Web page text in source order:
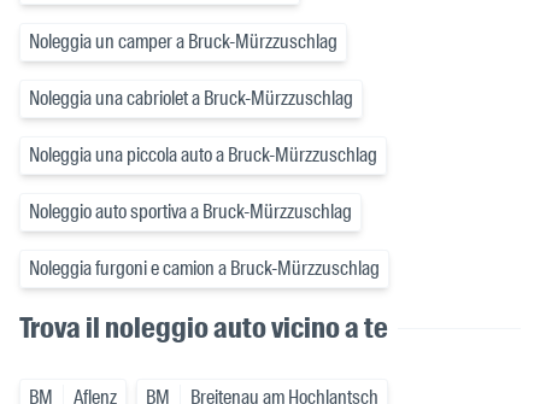
Noleggia un camper a Bruck-Mürzzuschlag
Noleggia una cabriolet a Bruck-Mürzzuschlag
Noleggia una piccola auto a Bruck-Mürzzuschlag
Noleggio auto sportiva a Bruck-Mürzzuschlag
Noleggia furgoni e camion a Bruck-Mürzzuschlag
Trova il noleggio auto vicino a te
BM Aflenz BM Breitenau am Hochlantsch